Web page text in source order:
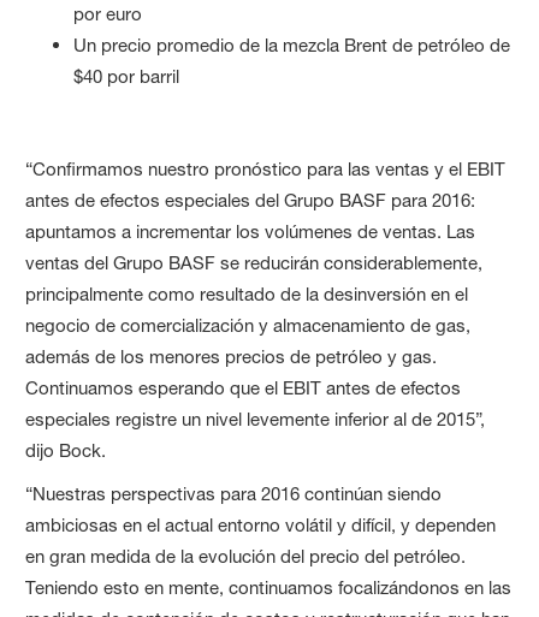
por euro
Un precio promedio de la mezcla Brent de petróleo de
$40 por barril
“Confirmamos nuestro pronóstico para las ventas y el EBIT
antes de efectos especiales del Grupo BASF para 2016:
apuntamos a incrementar los volúmenes de ventas. Las
ventas del Grupo BASF se reducirán considerablemente,
principalmente como resultado de la desinversión en el
negocio de comercialización y almacenamiento de gas,
además de los menores precios de petróleo y gas.
Continuamos esperando que el EBIT antes de efectos
especiales registre un nivel levemente inferior al de 2015”,
dijo Bock.
“Nuestras perspectivas para 2016 continúan siendo
ambiciosas en el actual entorno volátil y difícil, y dependen
en gran medida de la evolución del precio del petróleo.
Teniendo esto en mente, continuamos focalizándonos en las